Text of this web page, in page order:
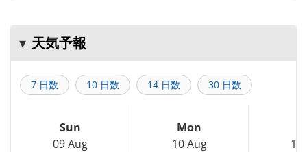
天気予報
7 日数 10 日数 14 日数 30 日数
Sun
09 Aug
Mon
10 Aug
11